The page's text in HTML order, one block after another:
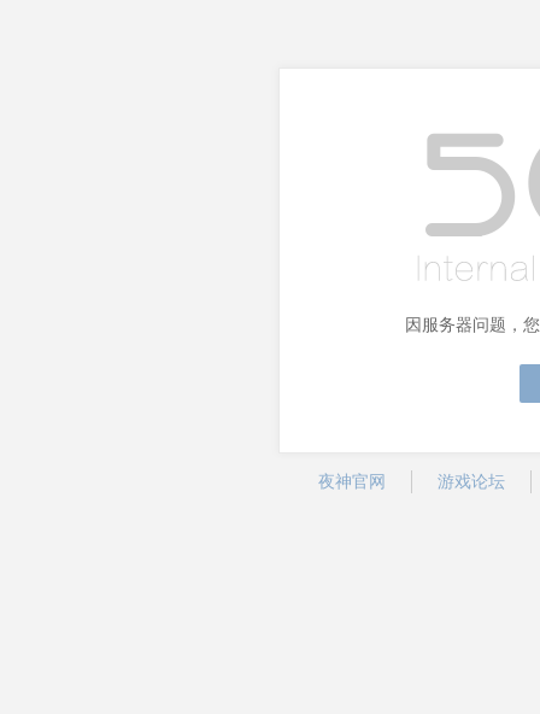
因服务器问题，
夜神官网 游戏论坛